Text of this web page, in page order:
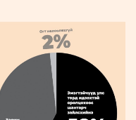
Нэвтрэх
МЭДЭЭЛЛИЙН
WEEKLY